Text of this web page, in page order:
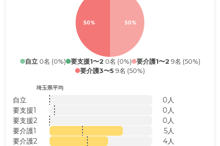
50%
50%
自立0名 (0%) 要支援1〜2 0名 (0%) 要介護1〜2 9名 (50%)
要介護3〜5 9名 (50%)
埼玉県平均
自立
0人
要支援1
0人
要支援2
0人
要介護1
5人
要介護2
4人